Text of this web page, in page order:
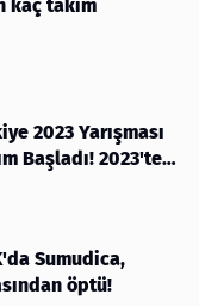
kaç takım
2023 Yarışması
Başladı! 2023'te
Sumudica,
öptü!